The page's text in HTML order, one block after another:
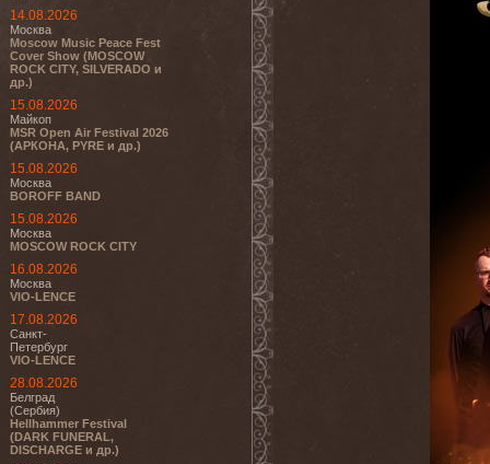
14.08.2026
Москва
Moscow Music Peace Fest
Cover Show (MOSCOW
ROCK CITY, SILVERADO и
др.)
15.08.2026
Майкоп
MSR Open Air Festival 2026
(АРКОНА, PYRE и др.)
15.08.2026
Москва
BOROFF BAND
15.08.2026
Москва
MOSCOW ROCK CITY
16.08.2026
Москва
VIO-LENCE
17.08.2026
Санкт-
Петербург
VIO-LENCE
28.08.2026
Белград
(Сербия)
Hellhammer Festival
(DARK FUNERAL,
DISCHARGE и др.)